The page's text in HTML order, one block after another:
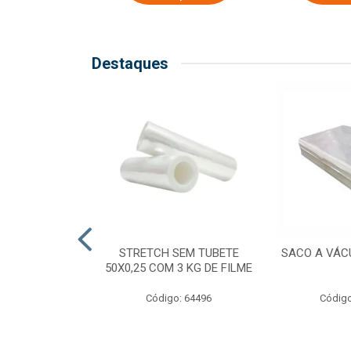
Destaques
STRETCH SEM TUBETE
50X0,25 COM 3 KG DE FILME
Código: 64496
SACO A